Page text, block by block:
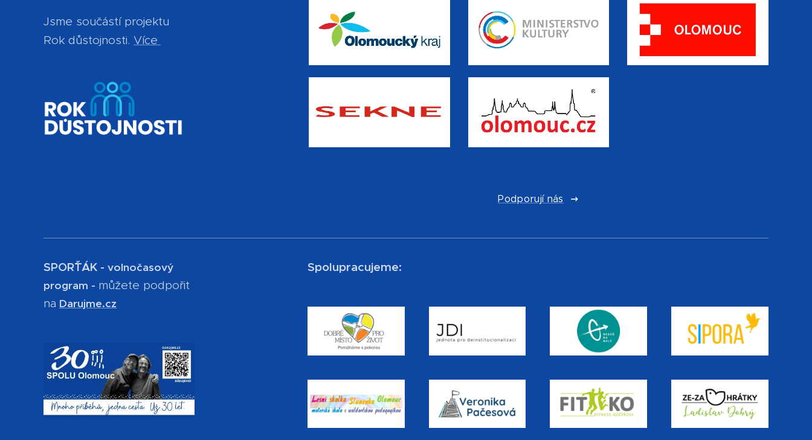
Jsme součástí projektu
Rok důstojnosti. Více
Podporují nás
SPOR´ŤÁK - volnočasový
program - můžete podpořit
na Darujme.cz
Spolupracujeme: